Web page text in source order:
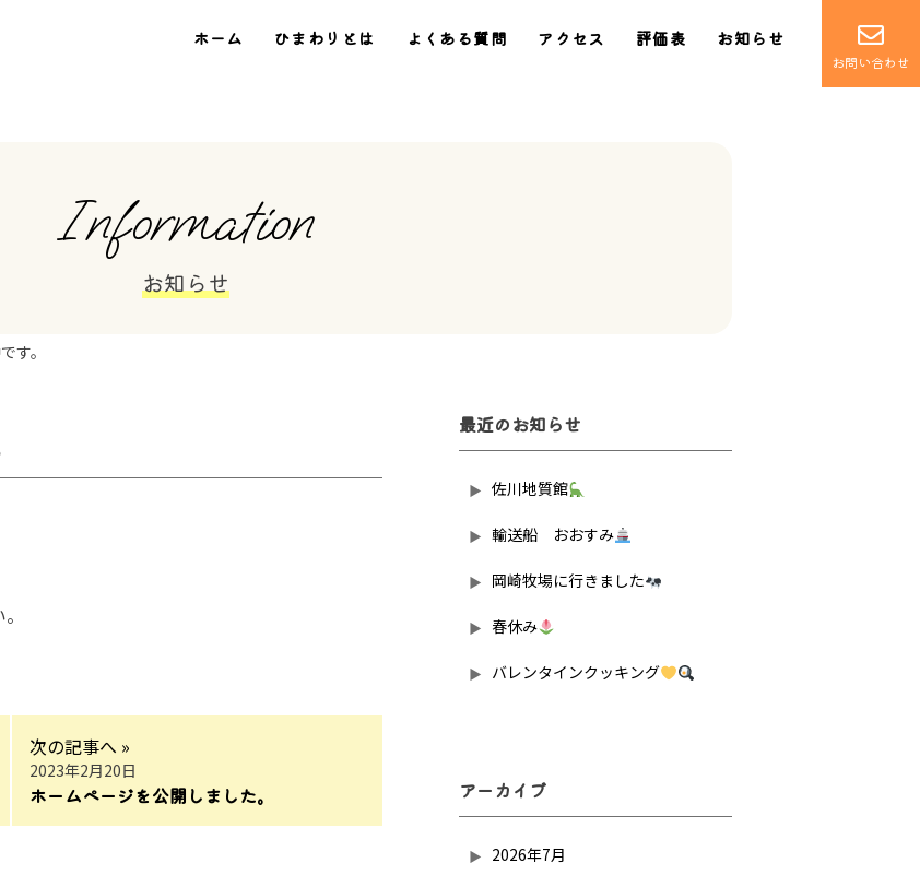
ホーム ひまわりとは よくある質問 アクセス 評価表 お知らせ
お問い合わせ
Information
お知らせ
す。
次の記事へ »
2023年2月20日
ホームページを公開しました。
最近のお知らせ
佐川地質館
輸送船 おおすみ
岡崎牧場に行きました
春休み
バレンタインクッキング
アーカイブ
2026年7月